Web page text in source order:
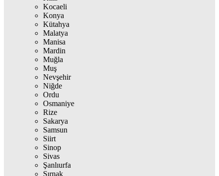
Kocaeli
Konya
Kütahya
Malatya
Manisa
Mardin
Muğla
Muş
Nevşehir
Niğde
Ordu
Osmaniye
Rize
Sakarya
Samsun
Siirt
Sinop
Sivas
Şanlıurfa
Şırnak